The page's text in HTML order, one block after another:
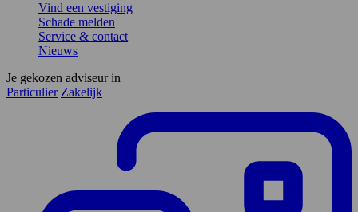
Vind een vestiging
Schade melden
Service & contact
Nieuws
Je gekozen adviseur in
Particulier Zakelijk